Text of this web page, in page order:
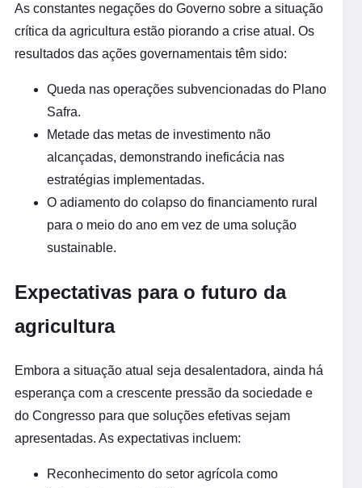
As constantes negações do Governo sobre a situação
crítica da agricultura estão piorando a crise atual. Os
resultados das ações governamentais têm sido:
Queda nas operações subvencionadas do Plano
Safra.
Metade das metas de investimento não
alcançadas, demonstrando ineficácia nas
estratégias implementadas.
O adiamento do colapso do financiamento rural
para o meio do ano em vez de uma solução
sustainable.
Expectativas para o futuro da
agricultura
Embora a situação atual seja desalentadora, ainda há
esperança com a crescente pressão da sociedade e
do Congresso para que soluções efetivas sejam
apresentadas. As expectativas incluem:
Reconhecimento do setor agrícola como